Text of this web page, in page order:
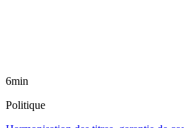
6min
Politique